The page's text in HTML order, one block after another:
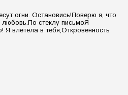
огни. Остановись!Поверю я, что
любовь.По стеклу письмоЯ
Я влетела в тебя,Откровенность